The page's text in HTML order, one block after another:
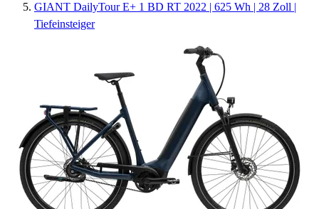
GIANT DailyTour E+ 1 BD RT 2022 | 625 Wh | 28 Zoll |
Tiefeinsteiger